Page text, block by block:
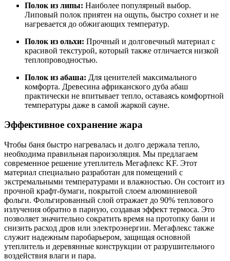
Полок из липы: Наиболее популярный выбор.
Липовый полок приятен на ощупь, быстро сохнет и не
нагревается до обжигающих температур.
Полок из ольхи: Прочный и долговечный материал с
красивой текстурой, который также отличается низкой
теплопроводностью.
Полок из абаша: Для ценителей максимального
комфорта. Древесина африканского дуба абаш
практически не впитывает тепло, оставаясь комфортной
температуры даже в самой жаркой сауне.
Эффективное сохранение жара
Чтобы баня быстро нагревалась и долго держала тепло,
необходима правильная пароизоляция. Мы предлагаем
современное решение утеплитель Мегафлекс KF. Этот
материал специально разработан для помещений с
экстремальными температурами и влажностью. Он состоит из
прочной крафт-бумаги, покрытой слоем алюминиевой
фольги. Фольгированный слой отражает до 90% теплового
излучения обратно в парную, создавая эффект термоса. Это
позволяет значительно сократить время на протопку бани и
снизить расход дров или электроэнергии. Мегафлекс также
служит надежным паробарьером, защищая основной
утеплитель и деревянные конструкции от разрушительного
воздействия влаги и пара.